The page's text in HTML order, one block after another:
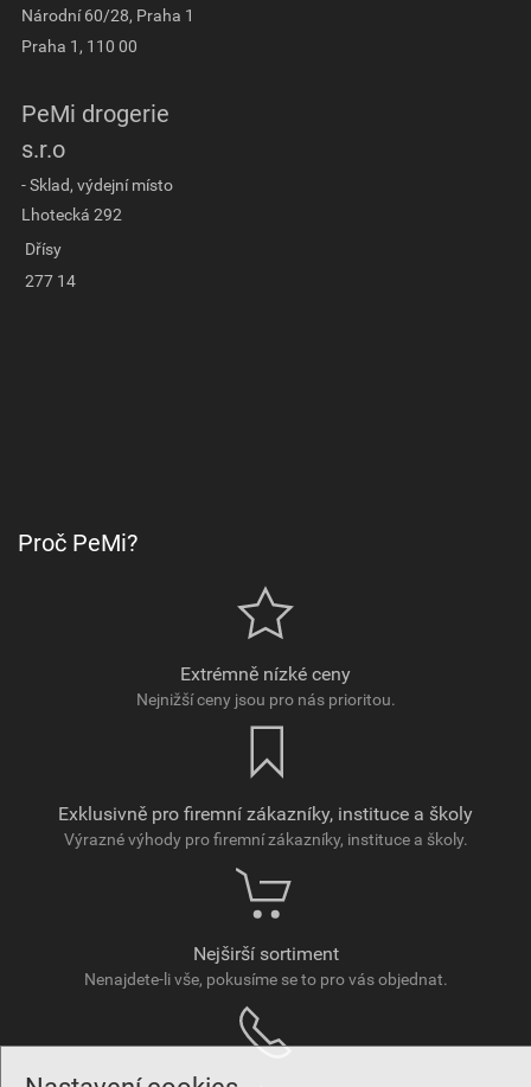
Národní 60/28, Praha 1
Praha 1, 110 00
PeMi drogerie
s.r.o
- Sklad, výdejní místo
Lhotecká 292
Dřísy
277 14
Proč PeMi?
Extrémně nízké ceny
Nejnižší ceny jsou pro nás prioritou.
Exklusivně pro firemní zákazníky, instituce a školy
Výrazné výhody pro firemní zákazníky, instituce a školy.
Nejširší sortiment
Nenajdete-li vše, pokusíme se to pro vás objednat.